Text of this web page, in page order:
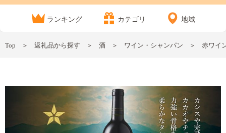
ランキング カテゴリ 地域
Top 返礼品から探す 酒 ワイン・シャンパン 赤ワイ